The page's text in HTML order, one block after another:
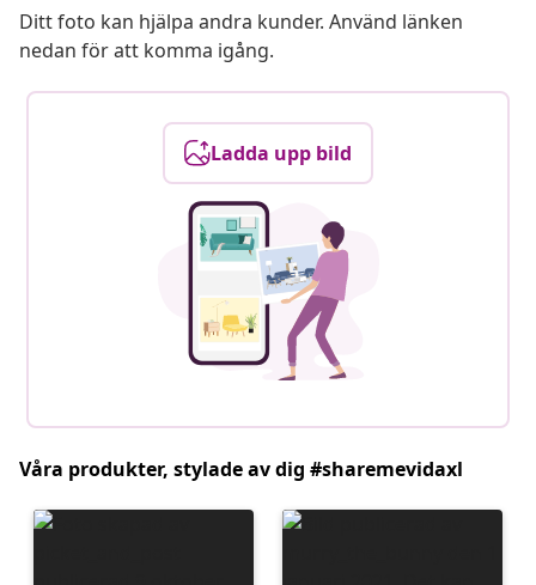
Ditt foto kan hjälpa andra kunder. Använd länken
nedan för att komma igång.
Ladda upp bild
Våra produkter, stylade av dig #sharemevidaxl